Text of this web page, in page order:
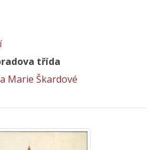
třída
Marie Škardové